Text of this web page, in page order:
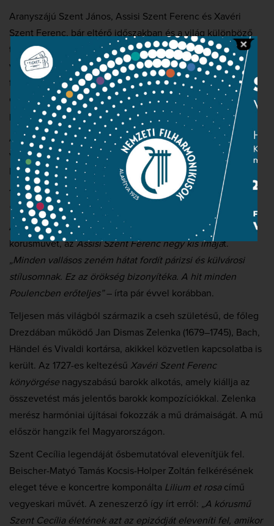
Aranyszájú Szent János, Assisi Szent Ferenc és Xavéri
Szent Ferenc, bár eltérő időszakban és a világ különböző
területein éltek, tevékenységük sokban hasonlított. Közös
vonásuk volt a fényűzés üldözése, a szegények ügyének
felkarolása. Hozzájuk hasonlóan a zeneszerzők is nagyon
eltérő korszakokban és területen futottak be különböző
pályát, a hit révén mégis közös nyelven alkottak.
Az orosz származású Szergej Rachmaninov 1910-ben
vetette papírra az ortodox és a görög katolikus egyház
liturgiájához illeszkedő, kíséret nélküli kórusművét, az
Aranyszájú Szent János Liturgiáját.„Hosszú ideje semmit
nem írtam ilyen örömmel” –
vallotta művéről.
A francia Francis Poulenc 1948-ban alkotta férfikarra írt
kórusművét, azAssisi Szent Ferenc négy kis imáját.
„Minden vallásos zeném hátat fordít párizsi és külvárosi
stílusomnak. Ez az örökség bizonyítéka. A hit minden
Poulencben erőteljes”– írta pár évvel korábban.
Teljesen más világból származik a cseh születésű, de főleg
Drezdában működő Jan Dismas Zelenka (1679–1745), Bach,
Händel és Vivaldi kortársa, akikkel közvetlen kapcsolatba is
került. Az 1727-es keltezésű Xavéri Szent Ferenc
könyörgése nagyszabású barokk alkotás, amely kiállja az
összevetést más jelentős barokk kompozíciókkal. Zelenka
merész harmóniai újításai fokozzák a mű drámaiságát. A mű
először hangzik fel Magyarországon.
Szent Cecília legendáját ősbemutatóval elevenítjük fel.
Beischer-Matyó Tamás Kocsis-Holper Zoltán felkérésének
eleget téve e koncertre komponálta Lilium et rosacímű
vegyeskari művét. A zeneszerző így írt erről: „A kórusmű
Szent Cecília életének azt az epizódját eleveníti fel, amikor